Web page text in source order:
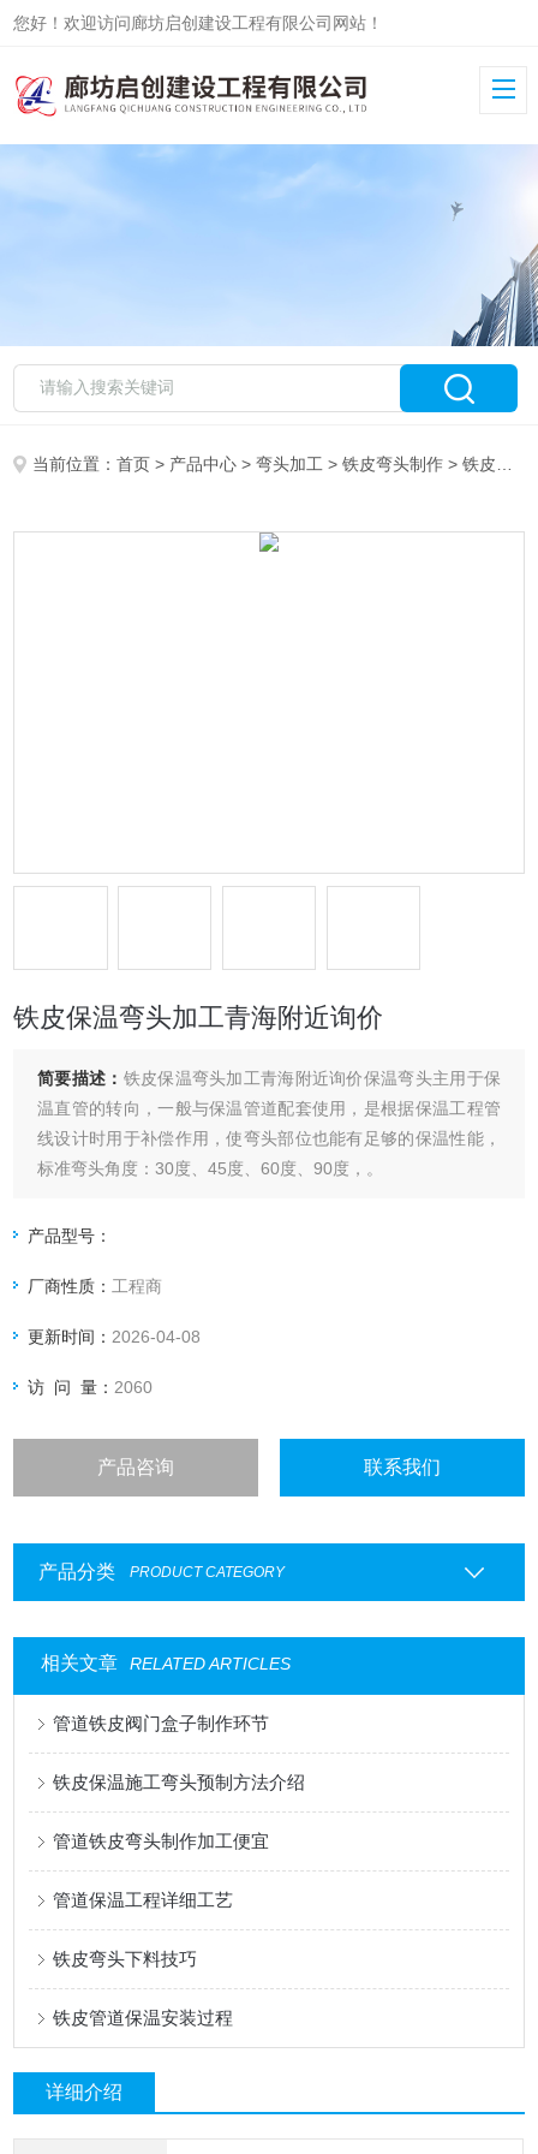
您好！欢迎访问廊坊启创建设工程有限公司网站！
当前位置：首页 > 产品中心 >弯头加工 >铁皮弯头制作 > 铁皮保温弯头加工青海附近询价
铁皮保温弯头加工青海附近询价
简要描述： 铁皮保温弯头加工青海附近询价保温弯头主用于保
温直管的转向，一般与保温管道配套使用，是根据保温工程管
线设计时用于补偿作用，使弯头部位也能有足够的保温性能，
标准弯头角度：30度、45度、60度、90度，。
产品型号：
厂商性质： 工程商
更新时间： 2026-04-08
访 问 量： 2060
产品咨询 联系我们
产品分类 PRODUCT CATEGORY
相关文章 RELATED ARTICLES
管道铁皮阀门盒子制作环节
铁皮保温施工弯头预制方法介绍
管道铁皮弯头制作加工便宜
管道保温工程详细工艺
铁皮弯头下料技巧
铁皮管道保温安装过程
详细介绍